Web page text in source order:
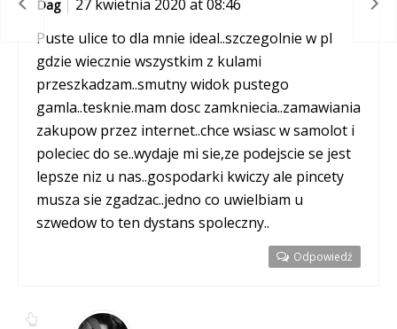
Dag
27 kwietnia 2020 at 08:46
Puste ulice to dla mnie ideal..szczegolnie w pl
gdzie wiecznie wszystkim z kulami
przeszkadzam..smutny widok pustego
gamla..tesknie.mam dosc zamkniecia..zamawiania
zakupow przez internet..chce wsiasc w samolot i
poleciec do se..wydaje mi sie,ze podejscie se jest
lepsze niz u nas..gospodarki kwiczy ale pincety
musza sie zgadzac..jedno co uwielbiam u
szwedow to ten dystans spoleczny..
Odpowiedź